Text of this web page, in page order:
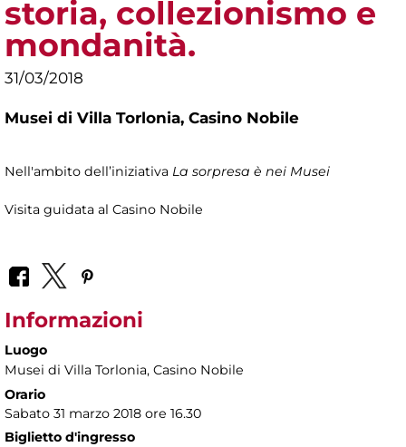
storia, collezionismo e
mondanità.
31/03/2018
Musei di Villa Torlonia, Casino Nobile
Nell'ambito dell’iniziativa La sorpresa è nei Musei
Visita guidata al Casino Nobile
Informazioni
Luogo
Musei di Villa Torlonia, Casino Nobile
Orario
Sabato 31 marzo 2018 ore 16.30
Biglietto d'ingresso